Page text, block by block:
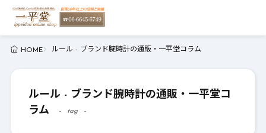
HOME ルール - ブランド腕時計の通販・一平堂コラム
ルール - ブランド腕時計の通販・一平堂コ
ラム
tag